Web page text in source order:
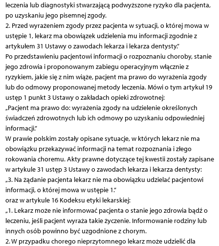
leczenia lub diagnostyki stwarzającą podwyższone ryzyko dla pacjenta,
po uzyskaniu jego pisemnej zgody.
2. Przed wyrażeniem zgody przez pacjenta w sytuacji, o której mowa w
ustępie 1, lekarz ma obowiązek udzielenia mu informacji zgodnie z
artykułem 31 Ustawy o zawodach lekarza i lekarza dentysty.”
Po przedstawieniu pacjentowi informacji o rozpoznaniu choroby, stanie
jego zdrowia i proponowanym zabiegu operacyjnym włącznie z
ryzykiem, jakie się z nim wiąże, pacjent ma prawo do wyrażenia zgody
lub do odmowy proponowanej metody leczenia. Mówi o tym artykuł 19
ustęp 1 punkt 3 Ustawy o zakładach opieki zdrowotnej:
„Pacjent ma prawo do: wyrażenia zgody na udzielenie określonych
świadczeń zdrowotnych lub ich odmowy po uzyskaniu odpowiedniej
informacji.”
W prawie polskim zostały opisane sytuacje, w których lekarz nie ma
obowiązku przekazywać informacji na temat rozpoznania i złego
rokowania choremu. Akty prawne dotyczące tej kwestii zostały zapisane
w artykule 31 ustęp 3 Ustawy o zawodach lekarza i lekarza dentysty:
„3. Na żądanie pacjenta lekarz nie ma obowiązku udzielać pacjentowi
informacji, o której mowa w ustępie 1.”
oraz w artykule 16 Kodeksu etyki lekarskiej:
„1. Lekarz może nie informować pacjenta o stanie jego zdrowia bądź o
leczeniu, jeśli pacjent wyraża takie życzenie. Informowanie rodziny lub
innych osób powinno być uzgodnione z chorym.
2. W przypadku chorego nieprzytomnego lekarz może udzielić dla